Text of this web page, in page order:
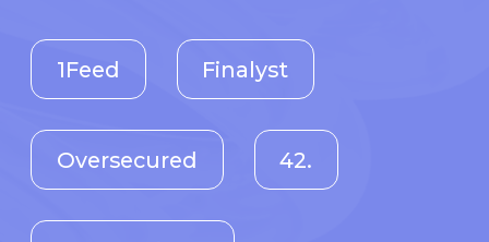
Sempervirent
Besample Agentplace